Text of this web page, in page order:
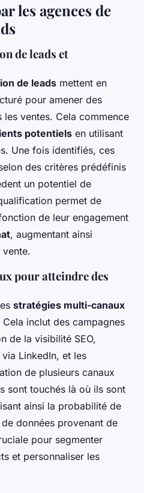
les agences de
de leads et
de leads mettent en
pour amener des
ventes. Cela commence
potentiels en utilisant
Une fois identifiés, ces
des critères prédéfinis
un potentiel de
permet de
de leur engagement
, augmentant ainsi
pour atteindre des
stratégies multi-canaux
inclut des campagnes
de la visibilité SEO,
LinkedIn, et les
de plusieurs canaux
sont touchés là où ils sont
ainsi la probabilité de
données provenant de
pour segmenter
et personnaliser les